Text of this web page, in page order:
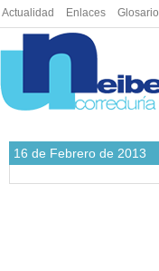
Actualidad Enlaces Glosario
16 de Febrero de 2013